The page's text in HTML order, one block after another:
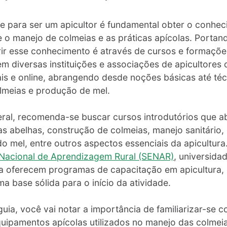
para ser um apicultor é fundamental obter o
o manejo de colmeias e as práticas apícolas.
esse conhecimento é através de cursos e
diversas instituições e associações de apicultores
e online, abrangendo desde noções básicas até
e produção de mel.
recomenda-se buscar cursos introdutórios que
abelhas, construção de colmeias, manejo sanitário,
mel, entre outros aspectos essenciais da
de Aprendizagem Rural (SENAR),
oferecem programas de capacitação em apicultura,
base sólida para o início da atividade.
você vai notar a importância de familiarizar-se
apícolas utilizados no manejo das